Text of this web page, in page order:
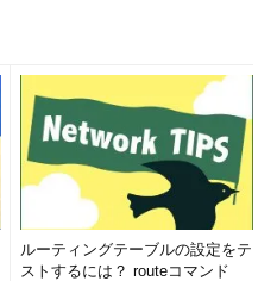
ルーティングテーブルの設定をテ
ストするには？ routeコマンド